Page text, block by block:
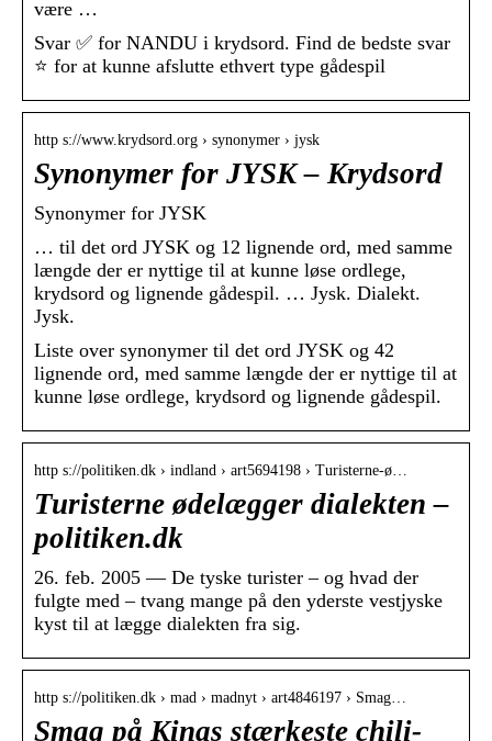
være …
Svar ✅ for NANDU i krydsord. Find de bedste svar
⭐ for at kunne afslutte ethvert type gådespil
http s://www.krydsord.org › synonymer › jysk
Synonymer for JYSK – Krydsord
Synonymer for JYSK
… til det ord JYSK og 12 lignende ord, med samme
længde der er nyttige til at kunne løse ordlege,
krydsord og lignende gådespil. … Jysk. Dialekt.
Jysk.
Liste over synonymer til det ord JYSK og 42
lignende ord, med samme længde der er nyttige til at
kunne løse ordlege, krydsord og lignende gådespil.
http s://politiken.dk › indland › art5694198 › Turisterne-ø…
Turisterne ødelægger dialekten –
politiken.dk
26. feb. 2005 — De tyske turister – og hvad der
fulgte med – tvang mange på den yderste vestjyske
kyst til at lægge dialekten fra sig.
http s://politiken.dk › mad › madnyt › art4846197 › Smag…
Smag på Kinas stærkeste chili-